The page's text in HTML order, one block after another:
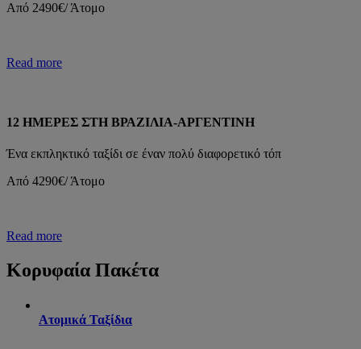
Από 2490€/ Άτομο
Read more
12 ΗΜΕΡΕΣ ΣΤΗ ΒΡΑΖΙΛΙΑ-ΑΡΓΕΝΤΙΝΗ
Ένα εκπληκτικό ταξίδι σε έναν πολύ διαφορετικό τόπ
Από 4290€/ Άτομο
Read more
Κορυφαία Πακέτα
Ατομικά Ταξίδια